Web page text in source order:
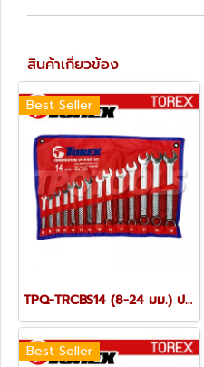
สินค้าเกี่ยวข้อง
Best Seller
TPQ-TRCBS14 (8-24 มม.) ประแจแหวนข้างปากตายชุด 14 ตัว TOREX
Best Seller